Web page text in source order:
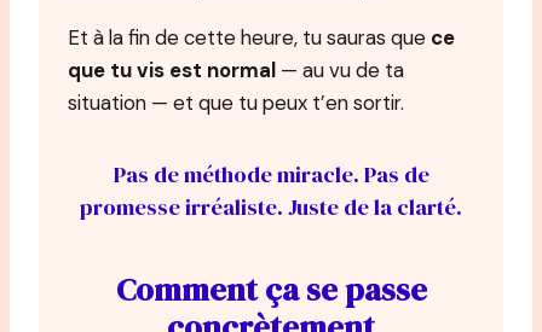
Et à la fin de cette heure, tu sauras que ce
que tu vis est normal — au vu de ta
situation — et que tu peux t’en sortir.
Pas de méthode miracle. Pas de
promesse irréaliste. Juste de la clarté.
Comment ça se passe